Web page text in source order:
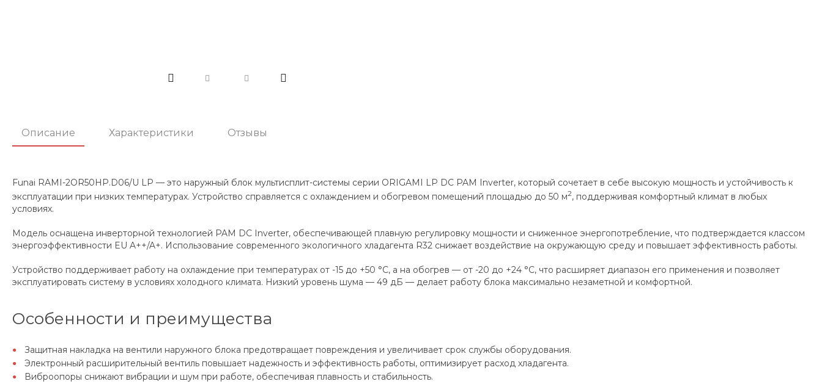
Описание Характеристики Отзывы
Funai RAMI-2OR50HP.D06/U LP — это наружный блок мультисплит-системы серии ORIGAMI LP DC PAM Inverter, который сочетает в себе высокую мощность и устойчивость к
эксплуатации при низких температурах. Устройство справляется с охлаждением и обогревом помещений площадью до 50 м2, поддерживая комфортный климат в любых
условиях.
Модель оснащена инверторной технологией PAM DC Inverter, обеспечивающей плавную регулировку мощности и сниженное энергопотребление, что подтверждается классом
энергоэффективности EU A++/A+. Использование современного экологичного хладагента R32 снижает воздействие на окружающую среду и повышает эффективность работы.
Устройство поддерживает работу на охлаждение при температурах от -15 до +50 °C, а на обогрев — от -20 до +24 °C, что расширяет диапазон его применения и позволяет
эксплуатировать систему в условиях холодного климата. Низкий уровень шума — 49 дБ — делает работу блока максимально незаметной и комфортной.
Особенности и преимущества
Защитная накладка на вентили наружного блока предотвращает повреждения и увеличивает срок службы оборудования.
Электронный расширительный вентиль повышает надежность и эффективность работы, оптимизирует расход хладагента.
Виброопоры снижают вибрации и шум при работе, обеспечивая плавность и стабильность.